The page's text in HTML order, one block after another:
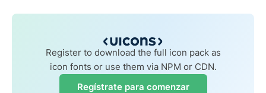
Register to download the full icon pack as
icon fonts or use them via NPM or CDN.
Regístrate para comenzar